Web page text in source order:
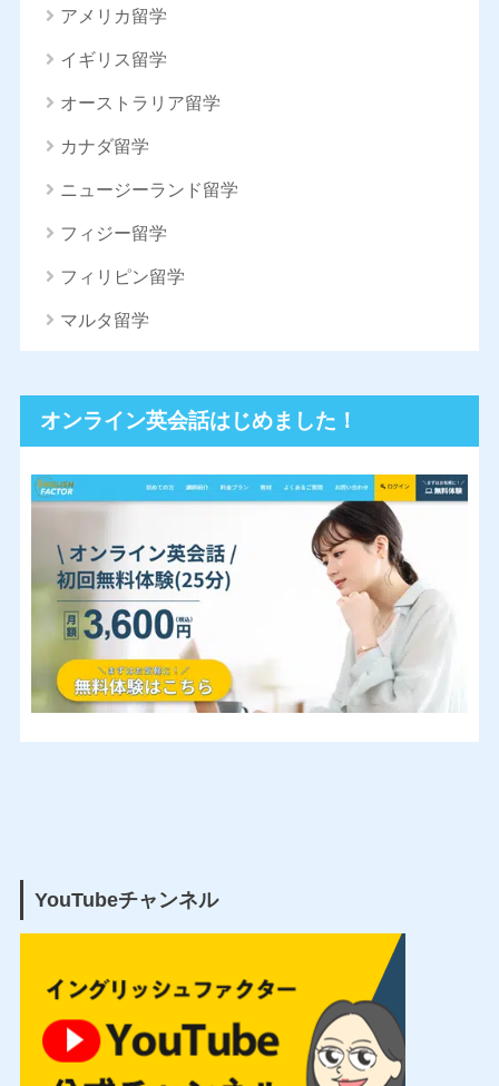
アメリカ留学
イギリス留学
オーストラリア留学
カナダ留学
ニュージーランド留学
フィジー留学
フィリピン留学
マルタ留学
オンライン英会話はじめました！
YouTubeチャンネル